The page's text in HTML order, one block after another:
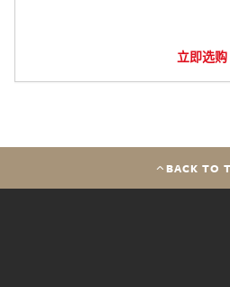
立即选购
BACK TO